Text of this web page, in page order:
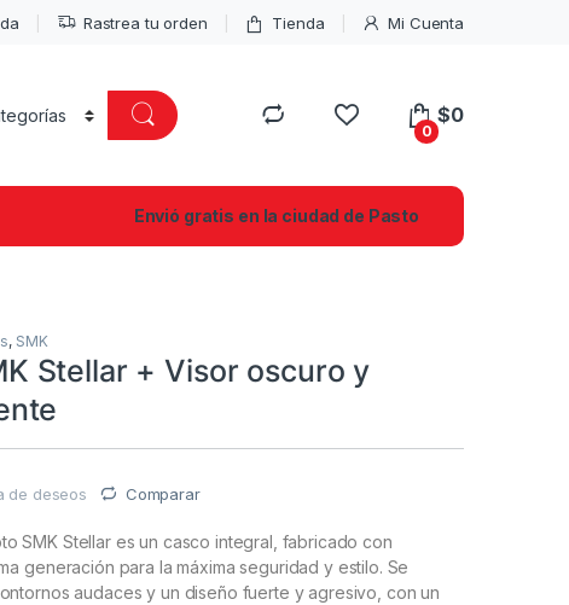
Rastrea tu orden Tienda Mi Cuenta
0
$0
Envió gratis en la ciudad de Pasto
, SMK
Stellar + Visor oscuro y
de deseos Comparar
SMK Stellar es un casco integral, fabricado con
generación para la máxima seguridad y estilo. Se
audaces y un diseño fuerte y agresivo, con un